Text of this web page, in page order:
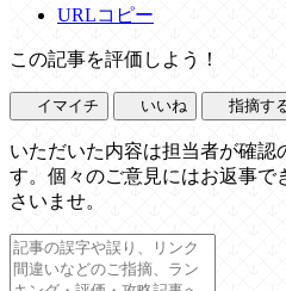
URLコピー
この記事を評価しよう！
イマイチ いいね 指摘す
いただいた内容は担当者が確認
す。個々のご意見にはお返事で
さいませ。